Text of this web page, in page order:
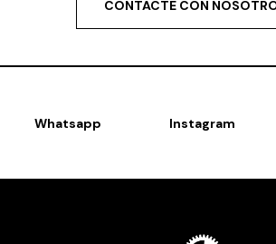
CONTACTE CON
Whatsapp Instagram